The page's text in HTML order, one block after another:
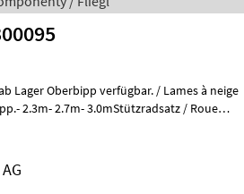
Lager Oberbipp verfügbar. / Lames à neige
2.3m- 2.7m- 3.0mStützradsatz / Roue